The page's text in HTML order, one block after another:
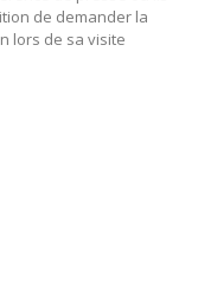
de demander la
lors de sa visite